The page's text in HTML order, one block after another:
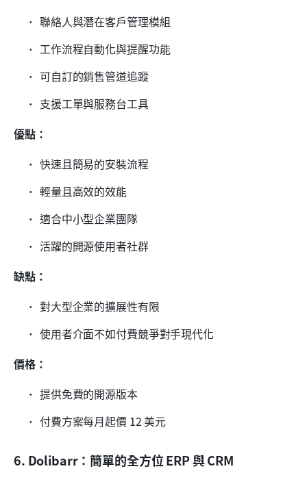
聯絡人與潛在客戶管理模組
工作流程自動化與提醒功能
可自訂的銷售管道追蹤
支援工單與服務台工具
優點：
快速且簡易的安裝流程
輕量且高效的效能
適合中小型企業團隊
活躍的開源使用者社群
缺點：
對大型企業的擴展性有限
使用者介面不如付費競爭對手現代化
價格：
提供免費的開源版本
付費方案每月起價 12 美元
6. Dolibarr：簡單的全方位 ERP 與 CRM